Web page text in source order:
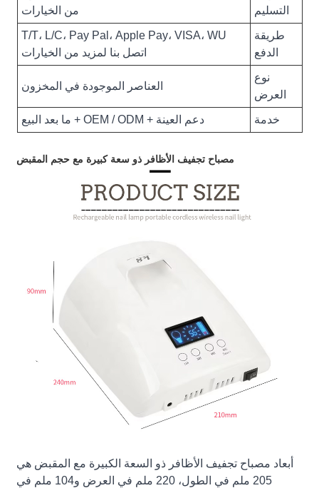
التسليم
من الخيارات
طريقة
الدفع
T/T، L/C، Pay Pal، Apple Pay، VISA، WU
اتصل بنا لمزيد من الخيارات
نوع
العرض
العناصر الموجودة في المخزون
خدمة دعم العينة + OEM / ODM + ما بعد البيع
مصباح تجفيف الأظافر ذو سعة كبيرة مع حجم المقبض
أبعاد مصباح تجفيف الأظافر ذو السعة الكبيرة مع المقبض هي
205 ملم في الطول، 220 ملم في العرض و104 ملم في